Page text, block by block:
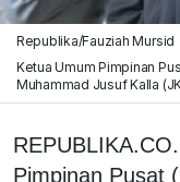
Republika/Fauziah Mursid
Ketua Umum Pimpinan
Muhammad Jusuf Kalla
Pimpinan Pusat